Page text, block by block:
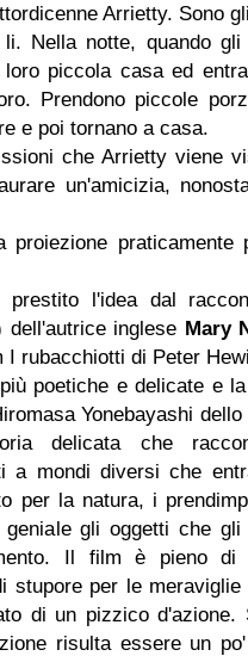
Arrietty. Sono
Nella notte, quando gli
piccola casa ed
Prendono piccole
e poi tornano a casa.
che Arrietty viene
un'amicizia,
proiezione praticamente
prestito l'idea dal
dell'autrice inglese Mary
rubacchiotti di Peter
poetiche e delicate e
Yonebayashi dello
delicata che
a mondi diversi che
per la natura, i
gli oggetti che gli
Il film è pieno di
stupore per le meraviglie
di un pizzico d'azione.
risulta essere un